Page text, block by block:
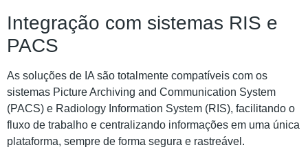
Integração com sistemas RIS e
PACS
As soluções de IA são totalmente compatíveis com os
sistemas Picture Archiving and Communication System
(PACS) e Radiology Information System (RIS), facilitando o
fluxo de trabalho e centralizando informações em uma única
plataforma, sempre de forma segura e rastreável.